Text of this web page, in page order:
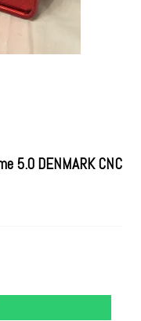
5.0 DENMARK CNC